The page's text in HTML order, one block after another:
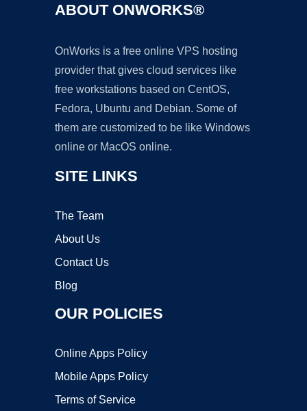
ABOUT ONWORKS®
OnWorks is a free online VPS hosting
provider that gives cloud services like
free workstations based on CentOS,
Fedora, Ubuntu and Debian. Some of
them are customized to be like Windows
online or MacOS online.
SITE LINKS
The Team
About Us
Contact Us
Blog
OUR POLICIES
Online Apps Policy
Mobile Apps Policy
Terms of Service